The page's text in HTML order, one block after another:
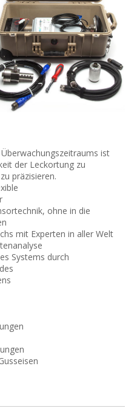
ist
der Leckortung zu
präzisieren.
ohne in die
mit Experten in aller Welt
Systems durch